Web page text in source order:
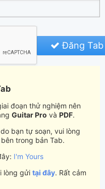
Đăng
đoạn thử nghiệm nên
Guitar Pro và PDF.
bạn tự soạn, vui lòng
trong bản Tab.
I'm Yours
lòng gửi tại đây. Rất cảm